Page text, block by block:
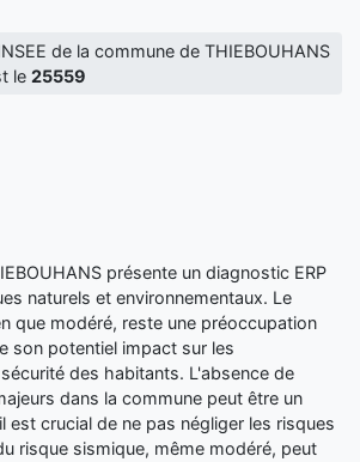
de la commune de THIEBOUHANS
le 25559
présente un diagnostic ERP
naturels et environnementaux. Le
que modéré, reste une préoccupation
son potentiel impact sur les
des habitants. L'absence de
dans la commune peut être un
est crucial de ne pas négliger les risques
risque sismique, même modéré, peut